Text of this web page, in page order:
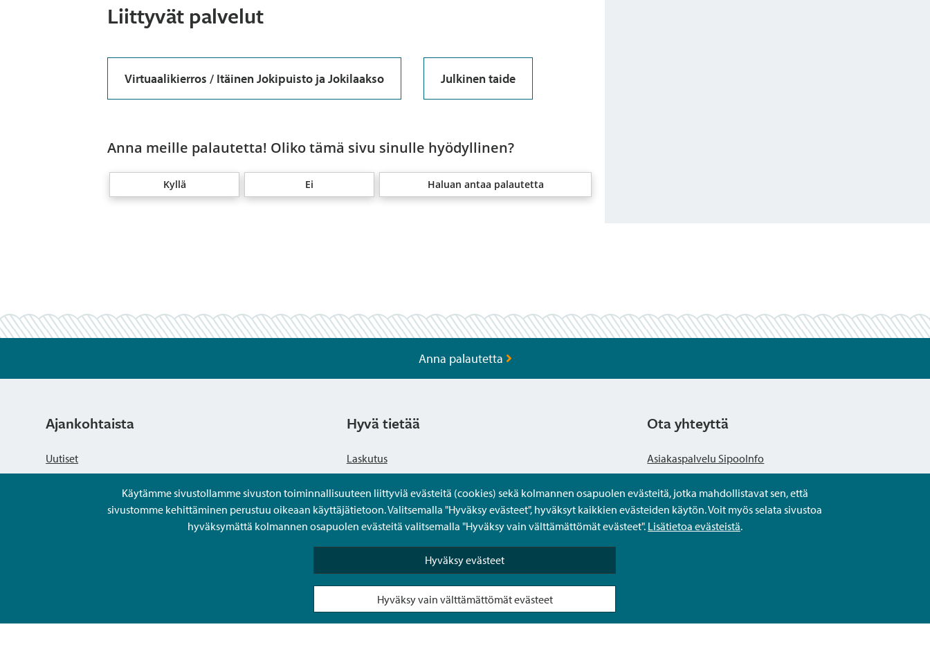
Liittyvät palvelut
Virtuaalikierros / Itäinen Jokipuisto ja Jokilaakso Julkinen taide
Anna meille palautetta! Oliko tämä sivu sinulle hyödyllinen?
Kyllä Ei Haluan antaa palautetta
Käytämme sivustollamme sivuston toiminnallisuuteen liittyviä evästeitä (cookies) sekä kolmannen osapuolen evästeitä, jotka mahdollistavat sen, että
sivustomme kehittäminen perustuu oikeaan käyttäjätietoon. Valitsemalla "Hyväksy evästeet", hyväksyt kaikkien evästeiden käytön. Voit myös selata sivustoa
hyväksymättä kolmannen osapuolen evästeitä valitsemalla "Hyväksy vain välttämättömät evästeet". Lisätietoa evästeistä.
Hyväksy evästeet
Hyväksy vain välttämättömät evästeet
Anna palautetta
Ajankohtaista
Uutiset
Hyvä tietää
Laskutus
Tietosuojaseloste
Saavutettavuusseloste
Usein kysytyt kysymykset
Puolesta-asiointi Sipoon Oma asioinnissa
Ota yhteyttä
Asiakaspalvelu SipooInfo
Anna palautetta nimettömästi
Kysy tai asioi